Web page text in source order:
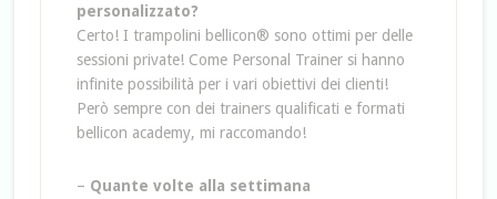
personalizzato?
Certo! I trampolini bellicon® sono ottimi per delle
sessioni private! Come Personal Trainer si hanno
infinite possibilità per i vari obiettivi dei clienti!
Però sempre con dei trainers qualificati e formati
bellicon academy, mi raccomando!
– Quante volte alla settimana